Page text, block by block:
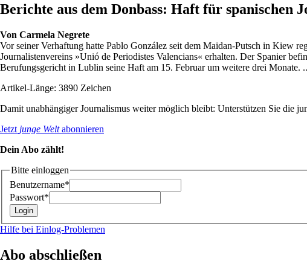
Berichte aus dem Donbass: Haft für
Von Carmela Negrete
Vor seiner Verhaftung hatte Pablo González seit dem Maidan-Putsch in Kiew
Journalistenvereins »Unió de Periodistes Valencians« erhalten. Der Spanier
Berufungsgericht in Lublin seine Haft am 15. Februar um weitere drei Monate.
Artikel-Länge: 3890 Zeichen
Damit unabhängiger Journalismus weiter möglich bleibt: Unterstützen Sie die
Jetzt junge Weltabonnieren
Dein Abo zählt!
Bitte einloggen
Benutzername*
Passwort*
Hilfe bei Einlog-Problemen
Abo abschließen